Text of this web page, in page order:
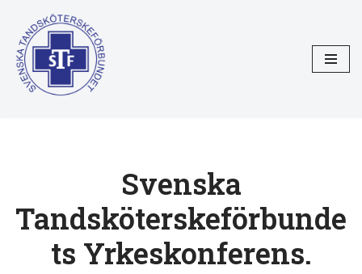
Hoppa
till
innehåll
Svenska
Tandsköterskeförbunde
ts Yrkeskonferens.